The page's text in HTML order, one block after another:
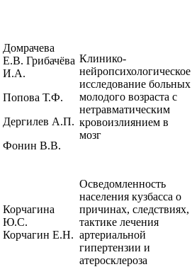
Домрачева
Е.В. Грибачёва
И.А.
Попова Т.Ф.
Дергилев А.П.
Фонин В.В.
Клинико-
нейропсихологическое
исследование больных
молодого возраста с
нетравматическим
кровоизлиянием в
мозг
Корчагина
Ю.С.
Корчагин Е.Н.
Осведомленность
населения кузбасса о
причинах, следствиях,
тактике лечения
артериальной
гипертензии и
атеросклероза